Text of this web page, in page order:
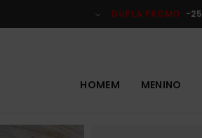
DUPLA PROMO -
HOMEM MENINO